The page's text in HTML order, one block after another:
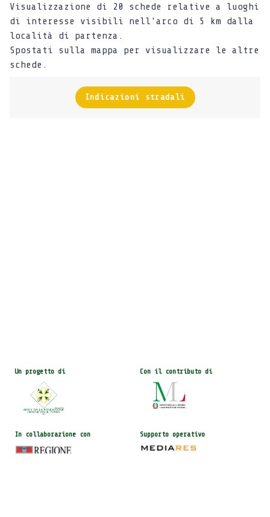
Visualizzazione di 20 schede relative a luoghi
di interesse visibili nell'arco di 5 km dalla
località di partenza.
Spostati sulla mappa per visualizzare le altre
schede.
Indicazioni stradali
Un progetto di Con il contributo di
In collaborazione con Supporto operativo